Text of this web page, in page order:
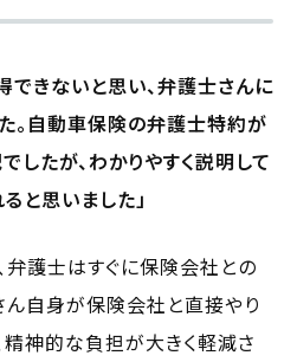
できないと思い、弁護士さんに
。自動車保険の弁護士特約が
したが、わかりやすく説明して
と思いました」
弁護士はすぐに保険会社との
ん自身が保険会社と直接やり
精神的な負担が大きく軽減さ